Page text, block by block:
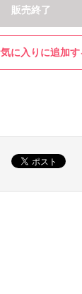
販売終了
に入りに追加す